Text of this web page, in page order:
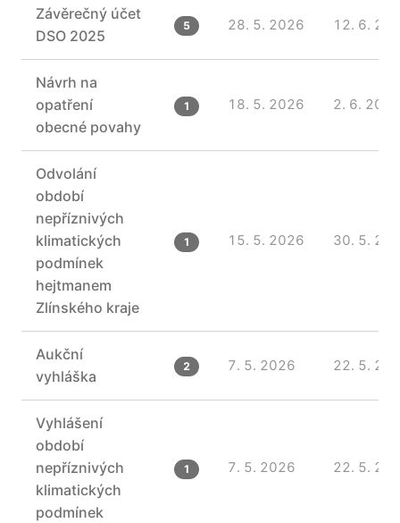
Závěrečný účet
DSO 2025
5 28. 5. 2026 12. 6.
Návrh na
opatření
obecné povahy
1 18. 5. 2026 2. 6. 2026
Odvolání
období
nepříznivých
klimatických
podmínek
hejtmanem
Zlínského kraje
1 15. 5. 2026 30. 5.
Aukční
vyhláška
2 7. 5. 2026 22. 5.
Vyhlášení
období
nepříznivých
klimatických
podmínek
1 7. 5. 2026 22. 5.